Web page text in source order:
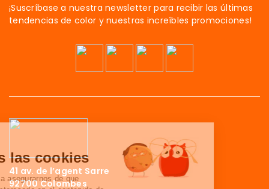
¡Suscríbase a nuestra newsletter para recibir las últimas
tendencias de color y nuestras increíbles promociones!
41 av. de l’agent Sarre
92700 Colombes
Somos las cookies
Esperamos a asegurarnos de que